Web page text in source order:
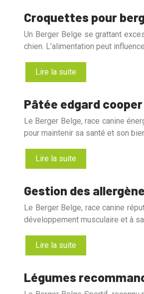
Croquettes pour
Un Berger Belge se grattant
chien. L’alimentation peut
Lire la suite
Pâtée edgard
Le Berger Belge, race canine
pour maintenir sa santé et son
Lire la suite
Gestion des
Le Berger Belge, race canine
développement musculaire et à
Lire la suite
Légumes